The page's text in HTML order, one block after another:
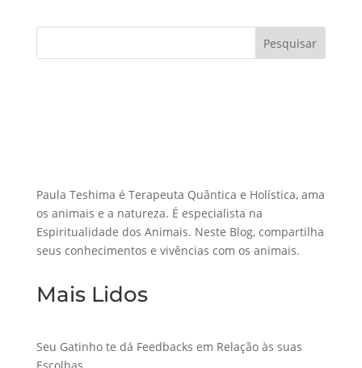
Pesquisar
Paula Teshima é Terapeuta Quântica e Holística, ama
os animais e a natureza. É especialista na
Espiritualidade dos Animais. Neste Blog, compartilha
seus conhecimentos e vivências com os animais.
Mais Lidos
Seu Gatinho te dá Feedbacks em Relação às suas